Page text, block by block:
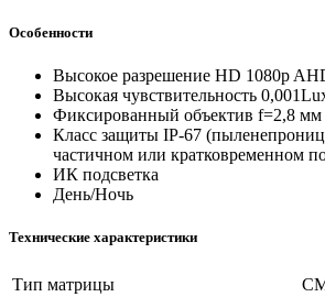
Особенности
Высокое разрешение HD 1080p
Высокая чувствительность
Фиксированный объектив f=2,8 мм
Класс защиты IP-67
частичном или кратковременном
ИК подсветка
День/Ночь
Технические характеристики
Тип матрицы